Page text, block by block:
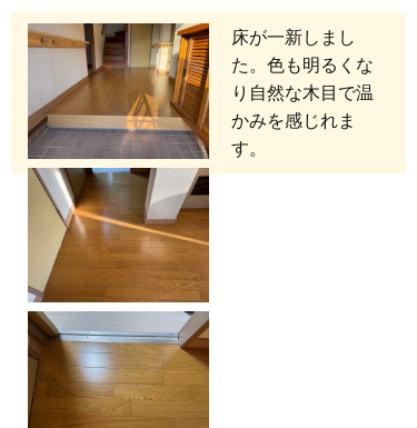
床が一新しまし
た。色も明るくな
り自然な木目で温
かみを感じれま
す。